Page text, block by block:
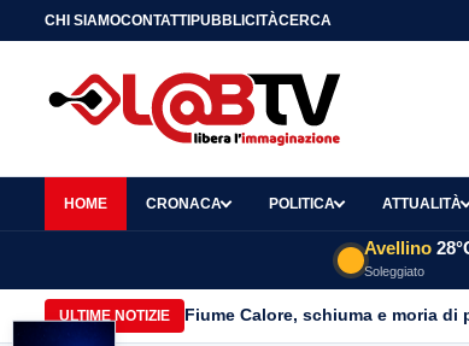
CHI SIAMOCONTATTIPUBBLICITÀCERCA
HOME CRONACA POLITICA ATTUALITÀ
Avellino
Soleggiato
ULTIME NOTIZIE Fiume Calore, schiuma e moria